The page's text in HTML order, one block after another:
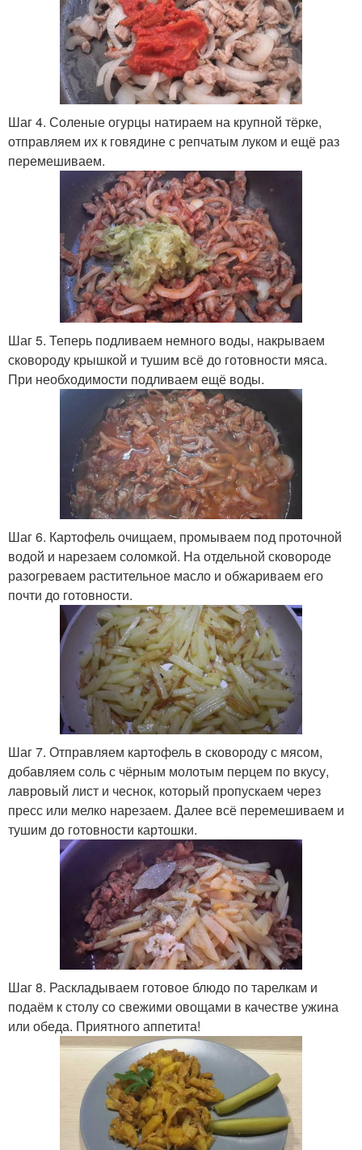
Шаг 4. Соленые огурцы натираем на крупной тёрке,
отправляем их к говядине с репчатым луком и ещё раз
перемешиваем.
Шаг 5. Теперь подливаем немного воды, накрываем
сковороду крышкой и тушим всё до готовности мяса.
При необходимости подливаем ещё воды.
Шаг 6. Картофель очищаем, промываем под проточной
водой и нарезаем соломкой. На отдельной сковороде
разогреваем растительное масло и обжариваем его
почти до готовности.
Шаг 7. Отправляем картофель в сковороду с мясом,
добавляем соль с чёрным молотым перцем по вкусу,
лавровый лист и чеснок, который пропускаем через
пресс или мелко нарезаем. Далее всё перемешиваем и
тушим до готовности картошки.
Шаг 8. Раскладываем готовое блюдо по тарелкам и
подаём к столу со свежими овощами в качестве ужина
или обеда. Приятного аппетита!